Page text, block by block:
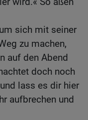
sich mit seiner
zu machen,
auf den Abend
doch noch
lass es dir hier
aufbrechen und